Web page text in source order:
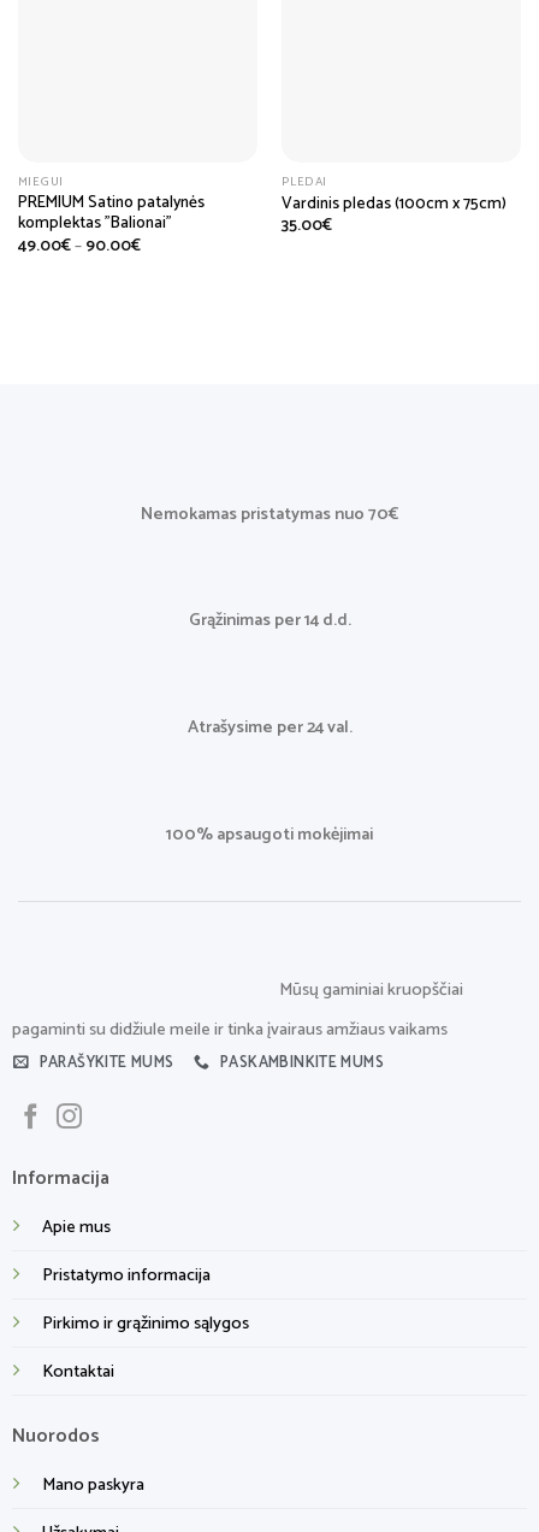
MIEGUI
PREMIUM Satino patalynės
komplektas ”Balionai”
49.00€–90.00€Price
PLEDAI
Vardinis pledas (100cm x 75cm)
35.00€
Nemokamas pristatymas nuo 70€
Grąžinimas per 14 d.d.
Atrašysime per 24 val.
100% apsaugoti mokėjimai
Mūsų gaminiai kruopščiai
pagaminti su didžiule meile ir tinka įvairaus amžiaus vaikams
PARAŠYKITE MUMS PASKAMBINKITE MUMS
Informacija
Apie mus
Pristatymo informacija
Pirkimo ir grąžinimo sąlygos
Kontaktai
Nuorodos
Mano paskyra